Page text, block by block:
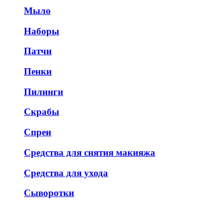
Мыло
Наборы
Патчи
Пенки
Пилинги
Скрабы
Спреи
Средства для снятия макияжа
Средства для ухода
Сыворотки